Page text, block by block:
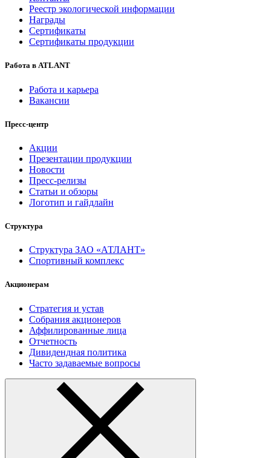
Реестр экологической информации
Награды
Сертификаты
Сертификаты продукции
Работа в ATLANT
Работа и карьера
Вакансии
Пресс-центр
Акции
Презентации продукции
Новости
Пресс-релизы
Статьи и обзоры
Логотип и гайдлайн
Структура
Структура ЗАО «АТЛАНТ»
Спортивный комплекс
Акционерам
Стратегия и устав
Собрания акционеров
Аффилированные лица
Отчетность
Дивидендная политика
Часто задаваемые вопросы